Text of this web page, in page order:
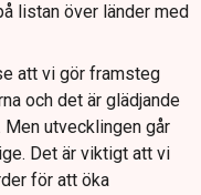
listan över länder med
att vi gör framsteg
och det är glädjande
utvecklingen går
Det är viktigt att vi
för att öka